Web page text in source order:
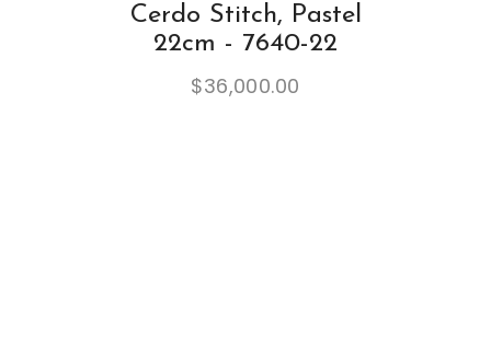
Cerdo Stitch, Pastel
22cm - 7640-22
$36,000.00